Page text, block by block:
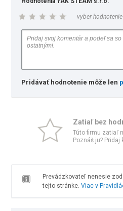
vyber hodnotenie
Pridávať hodnotenie môže len
Zatiaľ bez
Túto firmu zatiaľ
Poznáš ju?
Prevádzkovateľ nenesie
tejto stránke. Viac v